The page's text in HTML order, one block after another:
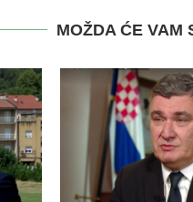
MOŽDA ĆE VAM